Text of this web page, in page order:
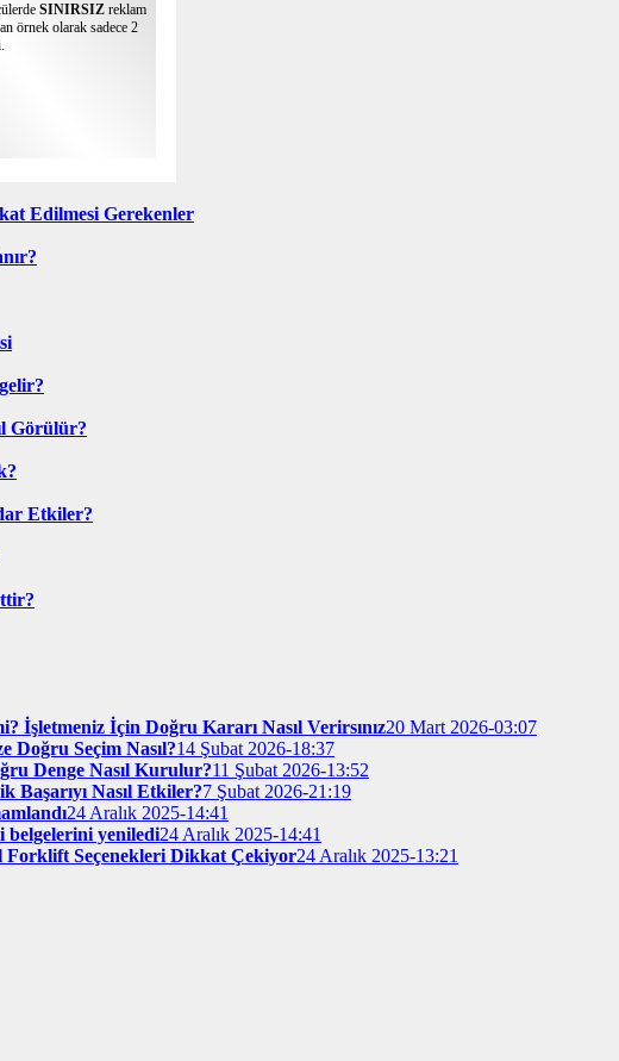
SINIRSIZ reklam
örnek olarak sadece 2
Edilmesi Gerekenler
Görülür?
Etkiler?
İşletmeniz İçin Doğru Kararı Nasıl Verirsınız20 Mart 2026-03:07
Doğru Seçim Nasıl?14 Şubat 2026-18:37
Denge Nasıl Kurulur?11 Şubat 2026-13:52
Başarıyı Nasıl Etkiler?7 Şubat 2026-21:19
24 Aralık 2025-14:41
belgelerini yeniledi24 Aralık 2025-14:41
Forklift Seçenekleri Dikkat Çekiyor24 Aralık 2025-13:21